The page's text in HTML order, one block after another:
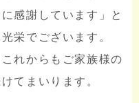
感謝しています」と
栄でございます。
れからもご家族様の
てまいります。